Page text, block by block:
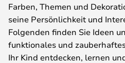
Farben, Themen und
seine Persönlichkeit und
Folgenden finden Sie Ideen
funktionales und
Ihr Kind entdecken, lernen